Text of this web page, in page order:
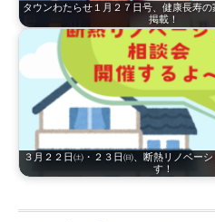
タウンわたらせ１月２７日号、健康長寿
掲載！
３月２２日㈯・２３日㈰、断熱リノベー
す！